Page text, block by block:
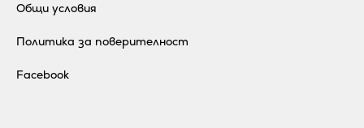
Общи условия
Политика за поверителност
Facebook